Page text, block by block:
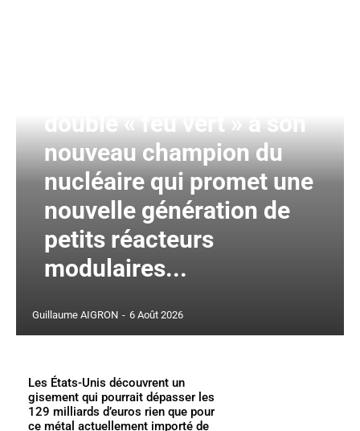
double « feu vert » à son
nouveau champion du
nucléaire qui promet une
nouvelle génération de
petits réacteurs
modulaires...
Guillaume AIGRON - 6 Août 2026
Les États-Unis découvrent un
gisement qui pourrait dépasser les
129 milliards d’euros rien que pour
ce métal actuellement importé de